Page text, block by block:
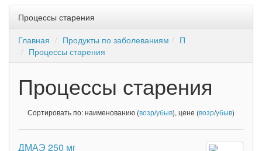
Процессы старения
Главная
Продукты по заболеваниям
П
Процессы старения
Процессы старения
Сортировать по: наименованию (возр/убыв), цене (возр/убыв)
ДМАЭ 250 мг